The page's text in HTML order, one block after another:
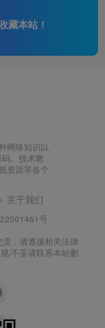
藏本站！
网络知识以
、技术教
资源等各个
关于我们
号
，请遵循相关法律
/不妥请联系本站删